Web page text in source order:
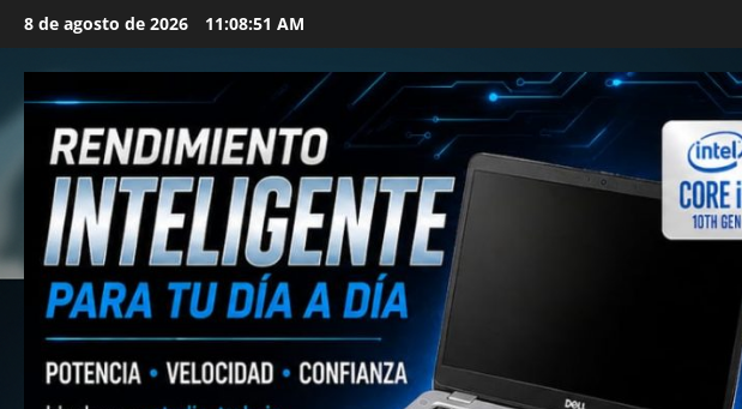
Saltar
contenido
8 de agosto de 2026 11:08:53 AM